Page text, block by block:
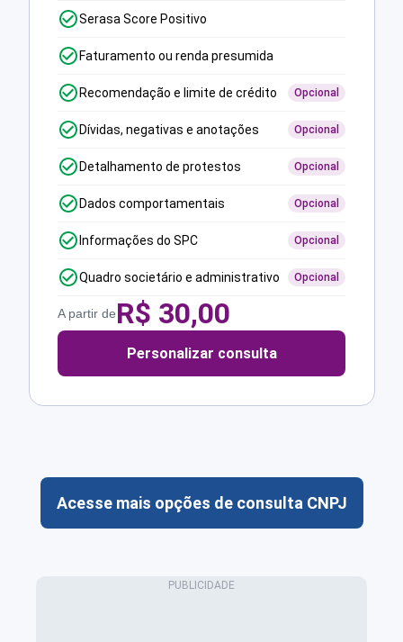
Serasa Score Positivo
Faturamento ou renda presumida
Recomendação e limite de crédito Opcional
Dívidas, negativas e anotações Opcional
Detalhamento de protestos Opcional
Dados comportamentais Opcional
Informações do SPC Opcional
Quadro societário e administrativo Opcional
A partir deR$ 30,00
Personalizar consulta
Acesse mais opções de consulta CNPJ